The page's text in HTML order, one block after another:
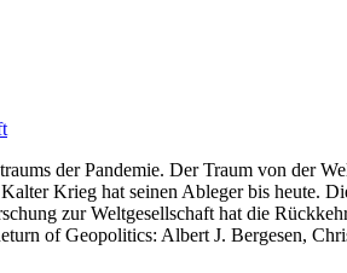
der Pandemie. Der Traum von der
Krieg hat seinen Ableger bis heute.
zur Weltgesellschaft hat die
of Geopolitics: Albert J. Bergesen,